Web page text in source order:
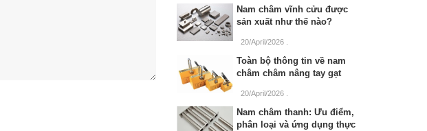
Nam châm vĩnh cửu được
sản xuất như thế nào?
20/April/2026
Toàn bộ thông tin về nam
châm châm nâng tay gạt
20/April/2026
Nam châm thanh: Ưu điểm,
phân loại và ứng dụng thực